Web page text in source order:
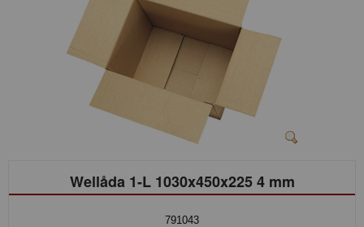
Wellåda 1-L 1030x450x225 4 mm
791043